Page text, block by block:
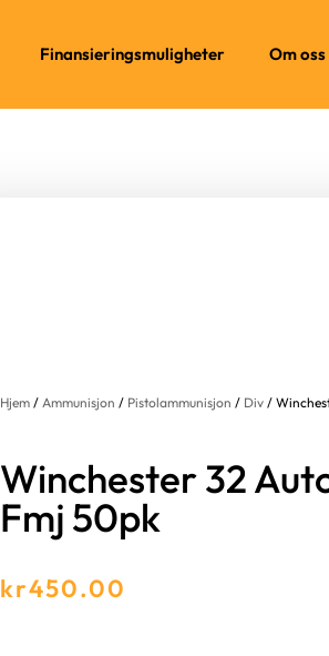
Finansieringsmuligheter Om oss
Hjem /Ammunisjon / Pistolammunisjon / Div /
Winchester 32
Fmj 50pk
kr450.00